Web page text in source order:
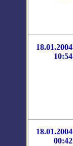
18.01.2004
10:54
18.01.2004
00:42